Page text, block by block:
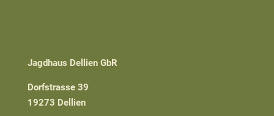
Jagdhaus Dellien GbR
Dorfstrasse 39
19273 Dellien